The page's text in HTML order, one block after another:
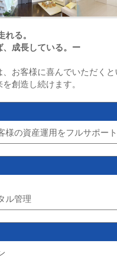
る。
ている。ー
お客様に喜んでいただく
創造し続けます。
様の資産運用をフルサポート
ル管理